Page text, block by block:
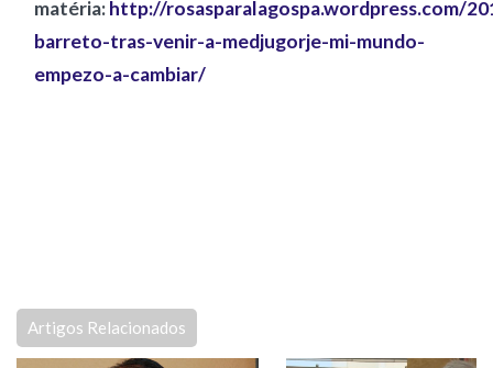
matéria:http://rosasparalagospa.wordpress.com/
barreto-tras-venir-a-medjugorje-mi-mundo-
empezo-a-cambiar/
Artigos Relacionados